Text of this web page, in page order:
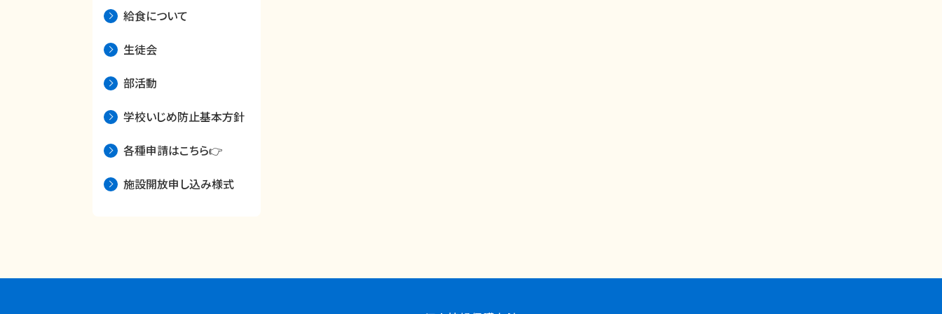
給食について
生徒会
部活動
学校いじめ防止基本方針
各種申請はこちら👉
施設開放申し込み様式